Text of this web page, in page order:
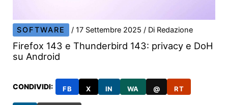
SOFTWARE /17 Settembre 2025/ Di Redazione
Firefox 143 e Thunderbird 143: privacy e DoH
su Android
CONDIVIDI: FB X IN WA @ RT